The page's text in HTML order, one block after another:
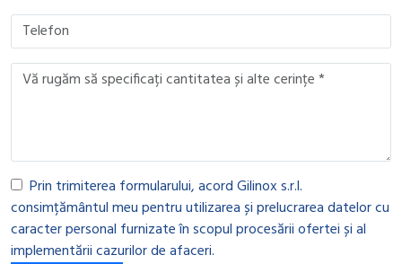
Prin trimiterea formularului, acord Gilinox s.r.l.
consimțământul meu pentru utilizarea și prelucrarea datelor cu
caracter personal furnizate în scopul procesării ofertei și al
implementării cazurilor de afaceri.